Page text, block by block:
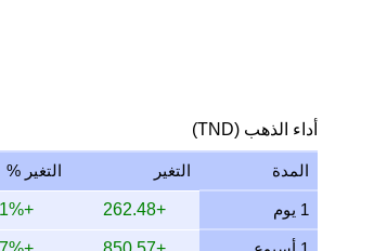
أداء الذهب (TND)
المدة التغير التغير %
1 يوم +262.48
+2.11%